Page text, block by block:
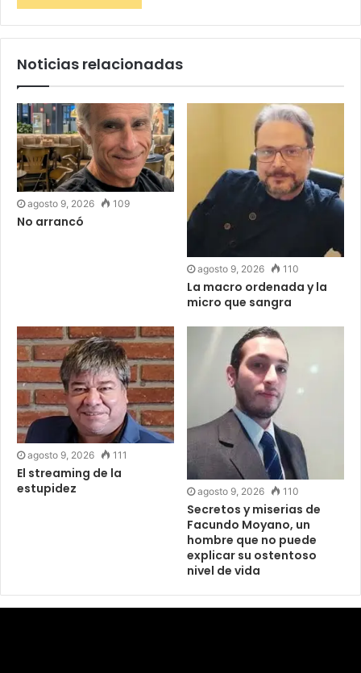
Noticias relacionadas
agosto 9, 2026 109
No arrancó
agosto 9, 2026 110
La macro ordenada y la
micro que sangra
agosto 9, 2026 111
El streaming de la
estupidez
agosto 9, 2026 110
Secretos y miserias de
Facundo Moyano, un
hombre que no puede
explicar su ostentoso
nivel de vida